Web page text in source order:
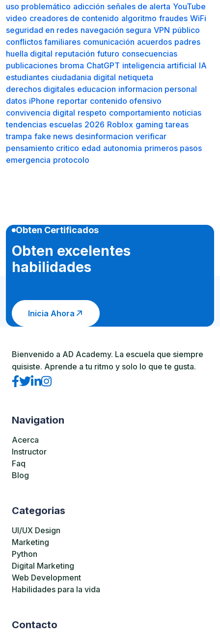
uso problemático adicción señales de alerta YouTube
video creadores de contenido algoritmo fraudes WiFi
seguridad en redes navegación segura VPN público
conflictos familiares comunicación acuerdos padres
huella digital reputación futuro consecuencias
publicaciones broma ChatGPT inteligencia artificial IA
estudiantes ciudadania digital netiqueta
derechos digitales educacion informacion personal
datos iPhone reportar contenido ofensivo
convivencia digital respeto comportamiento noticias
tendencias escuelas 2026 Roblox gaming tareas
trampa fake news desinformacion verificar
pensamiento critico edad autonomia primeros pasos
emergencia protocolo
Obten Certificados
Obten excelentes
habilidades
Inicia Ahora
Bienvenido a AD Academy. La escuela que siempre
quisiste. Aprende a tu ritmo y solo lo que te gusta.
Navigation
Acerca
Instructor
Faq
Blog
Categorias
UI/UX Design
Marketing
Python
Digital Marketing
Web Development
Habilidades para la vida
Contacto